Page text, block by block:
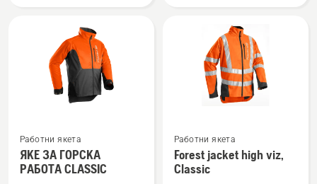
Вижте
повече
подробности
Работни якета
ЯКЕ ЗА ГОРСКА
РАБОТА CLASSIC
Вижте
повече
подробности
Работни якета
Forest jacket high viz,
Classic